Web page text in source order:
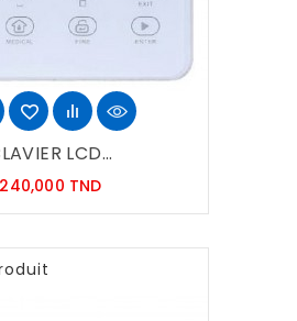
LCD...
240,000 TNDPrix